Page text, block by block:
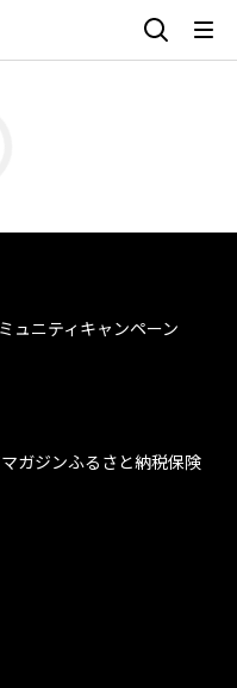
ュニティ キャンペーン
マガジンふるさと納税保険